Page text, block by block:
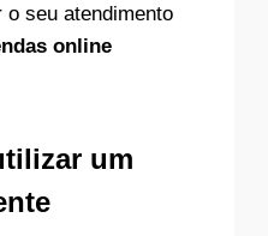
seu atendimento
online
um